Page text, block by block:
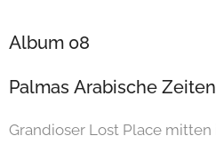
Album 08
Palmas Arabische Zeiten
Grandioser Lost Place